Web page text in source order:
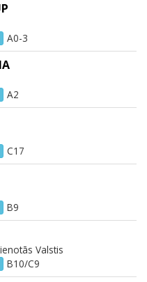
A0-3
A2
C17
B9
Valstis
B10/C9